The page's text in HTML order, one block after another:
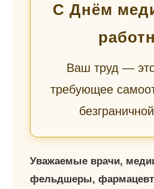
С Днём
Ваш труд —
требующее
Уважаемые врачи,
фельдшеры,